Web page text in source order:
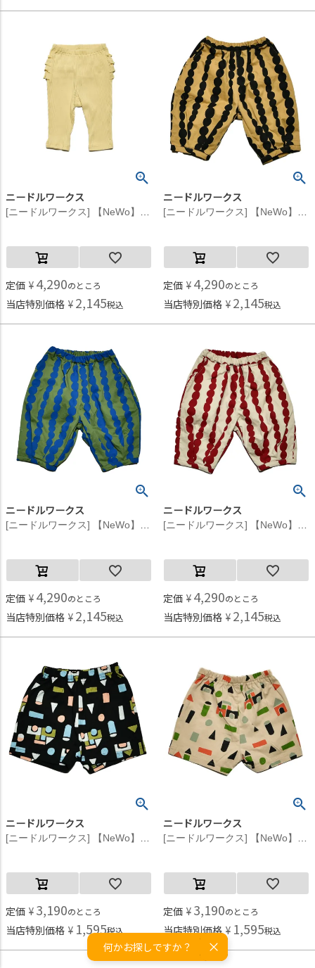
ニードルワークス
定価 ¥ 4,290のところ
当店特別価格 ¥ 2,145税込
ニードルワークス
定価 ¥ 4,290のところ
当店特別価格 ¥ 2,145税込
ニードルワークス
定価 ¥ 4,290のところ
当店特別価格 ¥ 2,145税込
ニードルワークス
定価 ¥ 4,290のところ
当店特別価格 ¥ 2,145税込
ニードルワークス
定価 ¥ 3,190のところ
当店特別価格 ¥ 1,595税込
ニードルワークス
定価 ¥ 3,190のところ
当店特別価格 ¥ 1,595税込
何かお探しですか？